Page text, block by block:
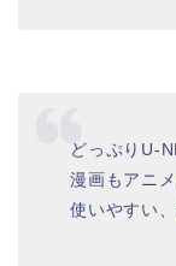
どっぷりU-
漫画もアニ
使いやすい